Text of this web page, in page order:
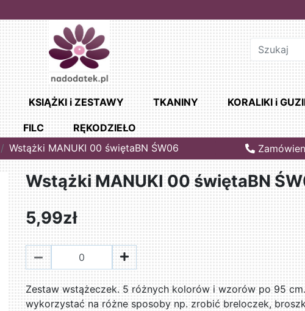
KSIĄŻKI i ZESTAWY TKANINY KORALIKI i
FILC
RĘKODZIEŁO
Wstążki MANUKI 00 świętaBN ŚW06
Wstążki MANUKI 00 świętaBN
5,99zł
Zestaw wstążeczek. 5 różnych kolorów i wzorów po 95
wykorzystać na różne sposoby np. zrobić breloczek,